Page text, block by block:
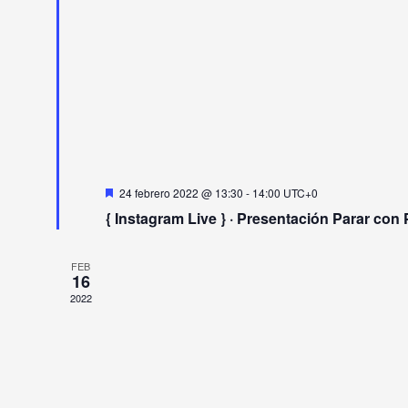
Destacado
24 febrero 2022 @ 13:30 - 14:00 UTC+0
{ Instagram Live } · Presentación Parar con
FEB
16
2022